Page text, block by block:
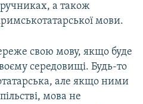
а також
мови.
свою мову, якщо буде
середовищі. Будь-то
але якщо ними
мова не